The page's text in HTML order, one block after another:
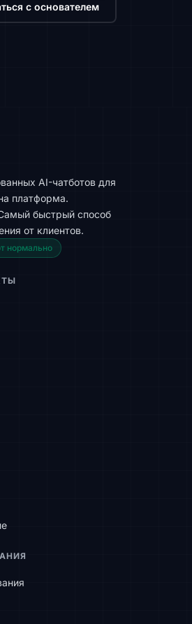
с основателем
AI-чатботов для
платформа.
быстрый способ
от клиентов.
нормально